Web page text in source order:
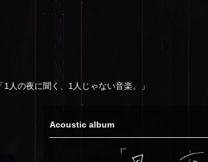
「1人の夜に聞く、1人じゃない音楽。」
Acoustic album